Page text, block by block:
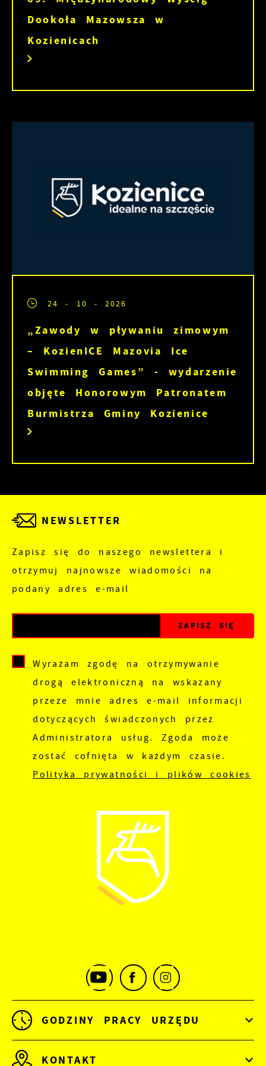
Dookoła Mazowsza w
Kozienicach
24 - 10 - 2026
„Zawody w pływaniu zimowym
– KozienICE Mazovia Ice
Swimming Games” - wydarzenie
objęte Honorowym Patronatem
Burmistrza Gminy Kozienice
NEWSLETTER
Zapisz się do naszego newslettera i
otrzymuj najnowsze wiadomości na
podany adres e-mail
Wyrażam zgodę na otrzymywanie
drogą elektroniczną na wskazany
przeze mnie adres e-mail informacji
dotyczących świadczonych przez
Administratora usług. Zgoda może
zostać cofnięta w każdym czasie.
Polityka prywatności i plików cookies
GODZINY PRACY URZĘDU
KONTAKT